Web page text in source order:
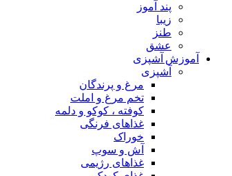
پند آموز
زیبا
طنز
عشق
آموزش آشپزی
آشپزی
مرغ و پرندگان
تخم مرغ و املت
کوفته ، کوکو و دلمه
غذاهای فرنگی
خوراک
آش و سوپ
غذاهای رژیمی